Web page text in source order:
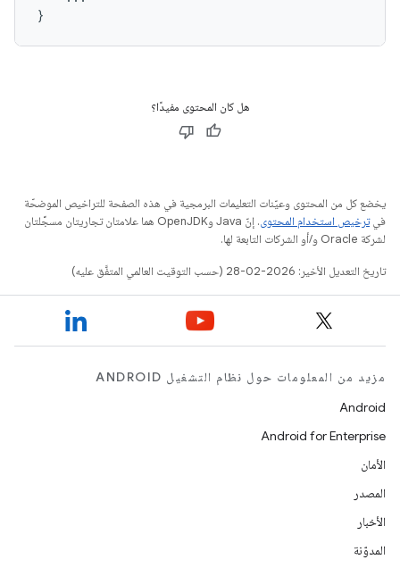
}
هل كان المحتوى مفيدًا؟
يخضع كل من المحتوى وعيّنات التعليمات البرمجية في هذه الصفحة للتراخيص الموضحّة
فيترخيص استخدام المحتوى
. إنّ Java وOpenJDK هما علامتان تجاريتان مسجَّلتان
لشركة Oracle و/أو الشركات التابعة لها.
تاريخ التعديل الأخير: 2026-02-28 (حسب التوقيت العالمي المتفَّق عليه)
مزيد من المعلومات حول نظام التشغيل ANDROID
Android
Android for Enterprise
الأمان
المصدر
الأخبار
المدوّنة